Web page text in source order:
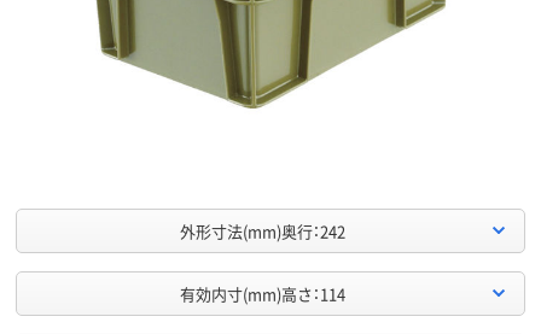
外形寸法(mm)奥行：242
有効内寸(mm)高さ：114